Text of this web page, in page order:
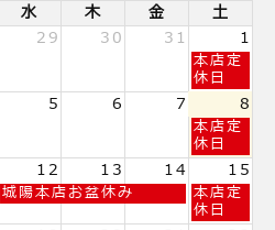
水 木 金
土
29 30 31 1
土
曜
日,
8
月
1st
2026
本店定
休日
5 6 7 8
土
曜
日,
8
月
8th
本店定
休日
12 13 14 15
水
曜
城陽本店お盆休み
土
曜
本店定
休日